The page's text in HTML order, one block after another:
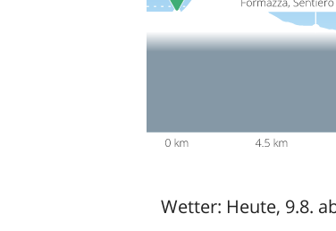
Wetter: Heute, 9.8.